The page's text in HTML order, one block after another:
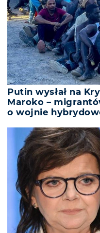
Putin wysłał na
Maroko –
o wojnie